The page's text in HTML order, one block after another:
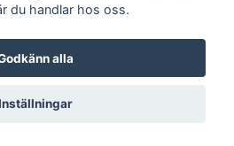
och Ting Powered by Quickbutik
du handlar hos oss.
alla